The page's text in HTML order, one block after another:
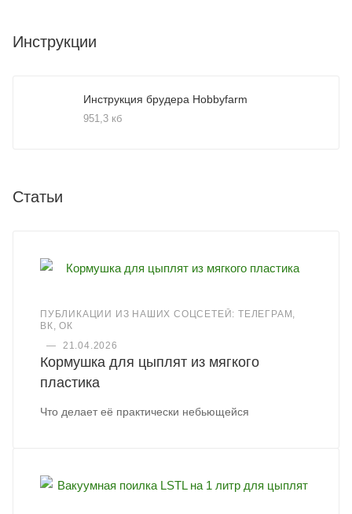
Инструкции
Инструкция брудера Hobbyfarm
951,3 кб
Статьи
ПУБЛИКАЦИИ ИЗ НАШИХ СОЦСЕТЕЙ: ТЕЛЕГРАМ,
ВК, ОК
—
21.04.2026
Кормушка для цыплят из мягкого
пластика
Что делает её практически небьющейся